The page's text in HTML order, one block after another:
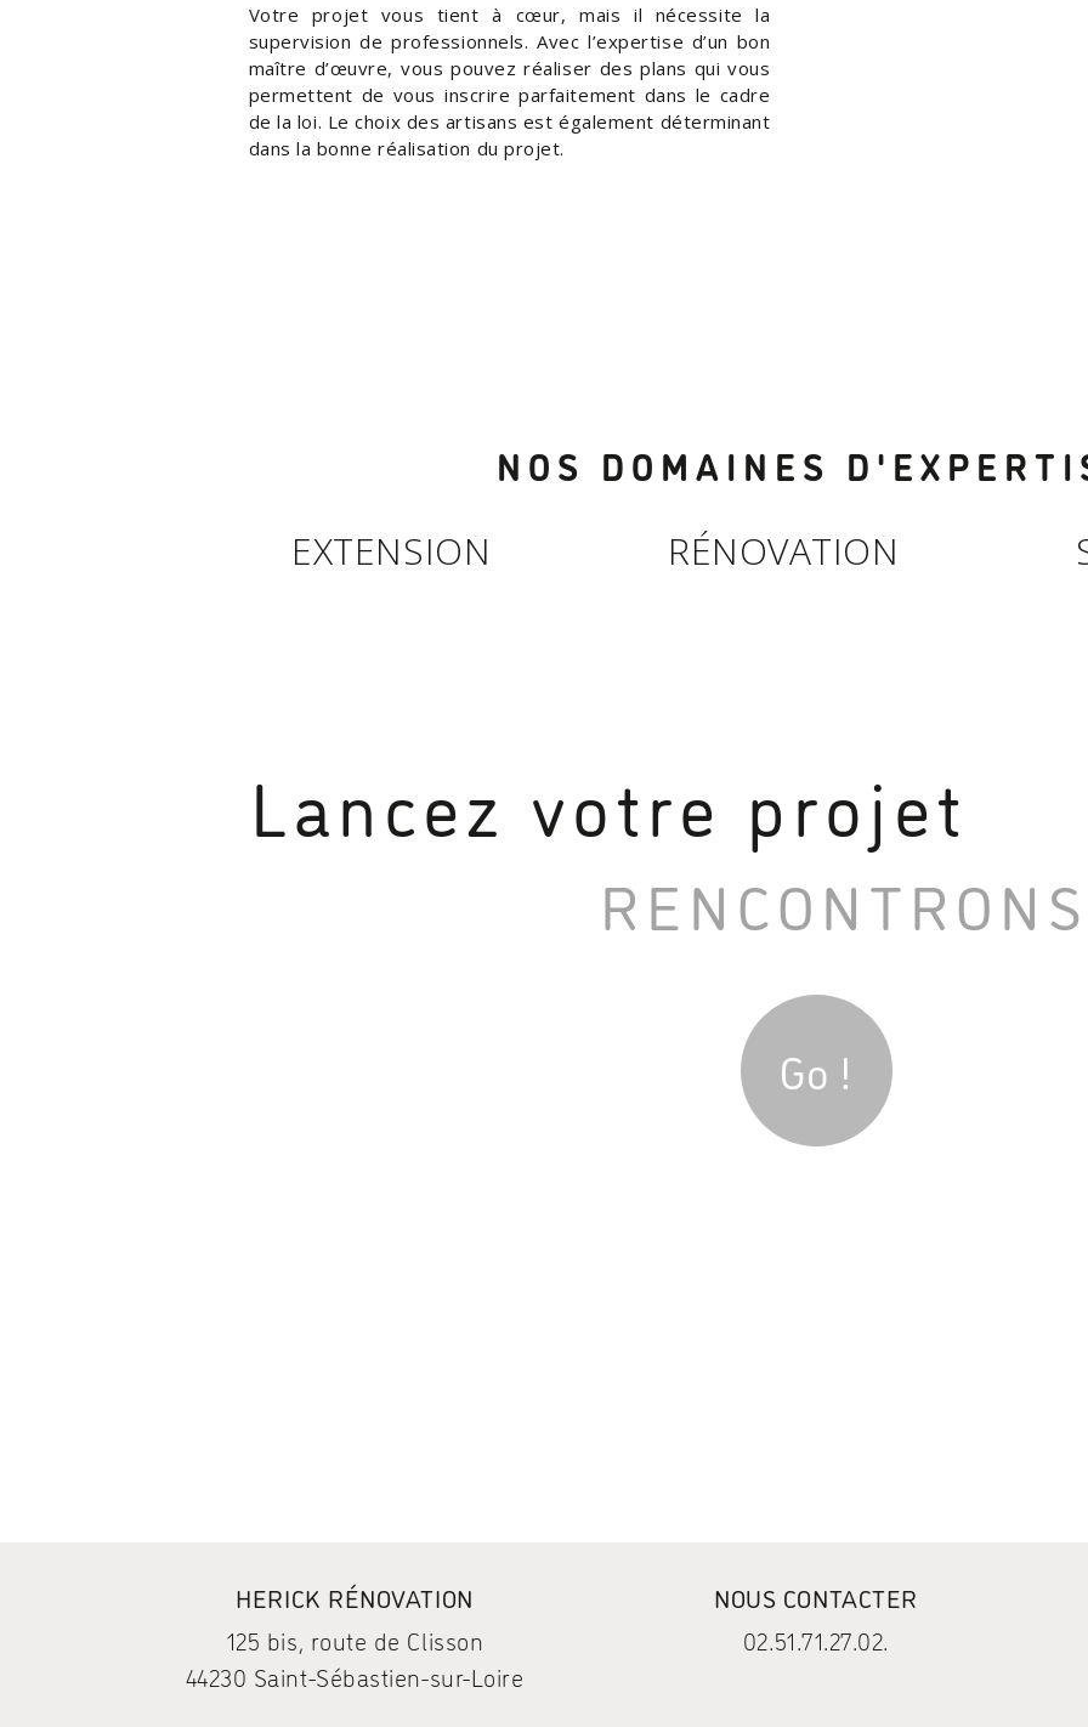
Votre projet vous tient à cœur, mais il nécessite la
supervision de professionnels. Avec l’expertise d’un bon
maître d’œuvre, vous pouvez réaliser des plans qui vous
permettent de vous inscrire parfaitement dans le cadre
de la loi. Le choix des artisans est également déterminant
dans la bonne réalisation du projet.
NOS DOMAINES
EXTENSION
RÉNOVATION
Lancez votre projet
Go !
HERICK RÉNOVATION
125 bis, route de Clisson
44230 Saint-Sébastien-sur-Loire
NOUS CONTACTER
02.51.71.27.02.